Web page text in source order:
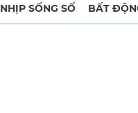
NHỊP SỐNG SỐ BẤT